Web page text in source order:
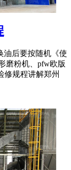
油后要按随机《使
磨粉机、pfw欧版
修规程讲解郑州